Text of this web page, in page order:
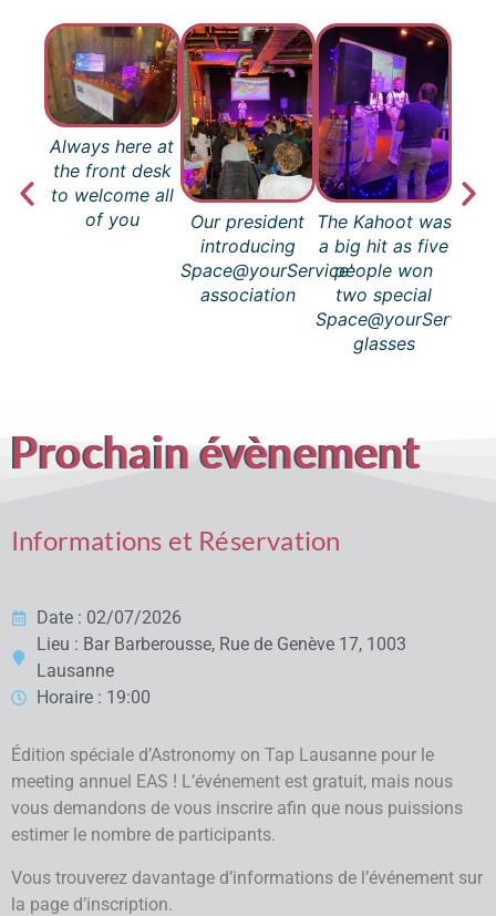
Always here at
the front desk
to welcome all
of you
Our president
introducing
Space@yourService'
association
The Kahoot was
a big hit as five
people won
two special
glasses
Prochain évènement
Informations et Réservation
Date : 02/07/2026
Lieu : Bar Barberousse, Rue de Genève 17, 1003
Lausanne
Horaire : 19:00
Édition spéciale d’Astronomy on Tap Lausanne pour le
meeting annuel EAS ! L’événement est gratuit, mais nous
vous demandons de vous inscrire afin que nous puissions
estimer le nombre de participants.
Vous trouverez davantage d’informations de l’événement sur
la page d’inscription.